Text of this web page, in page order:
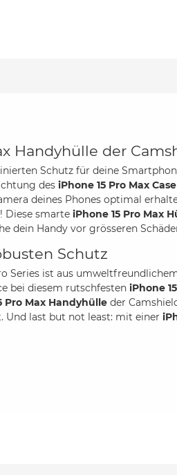
Handyhülle der
Schutz für deine
des iPhone 15 Pro Max Case
deines Phones optimal
Diese smarte iPhone 15 Pro Max
dein Handy vor grösseren
Schutz
Series ist aus
bei diesem rutschfesten iPhone
Pro Max Handyhülle der
Und last but not least: mit einer